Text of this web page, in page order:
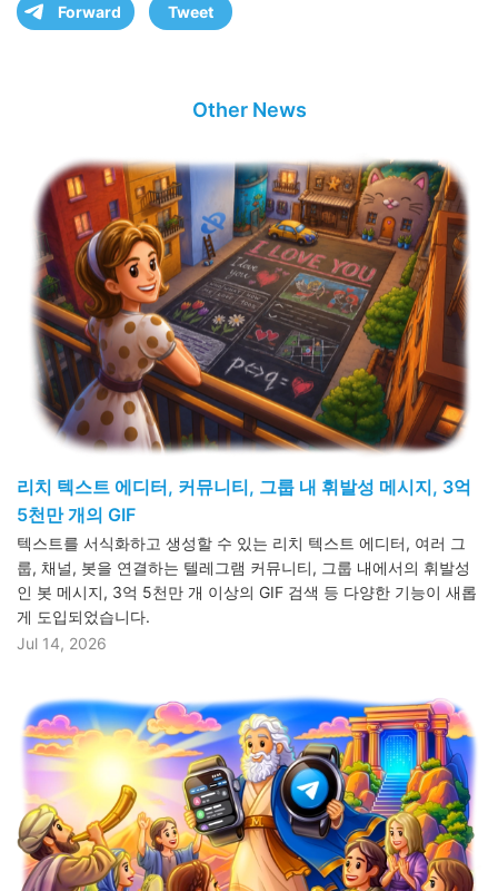
Forward Tweet
Other News
리치 텍스트 에디터, 커뮤니티, 그룹 내 휘발성 메시지, 3억
5천만 개의 GIF
텍스트를 서식화하고 생성할 수 있는 리치 텍스트 에디터, 여러 그
룹, 채널, 봇을 연결하는 텔레그램 커뮤니티, 그룹 내에서의 휘발성
인 봇 메시지, 3억 5천만 개 이상의 GIF 검색 등 다양한 기능이 새롭
게 도입되었습니다.
Jul 14, 2026